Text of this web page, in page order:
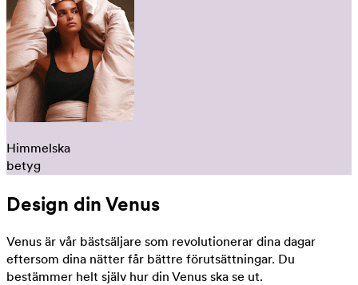
Himmelska
betyg
Design din Venus
Venus är vår bästsäljare som revolutionerar dina dagar
eftersom dina nätter får bättre förutsättningar. Du
bestämmer helt själv hur din Venus ska se ut.